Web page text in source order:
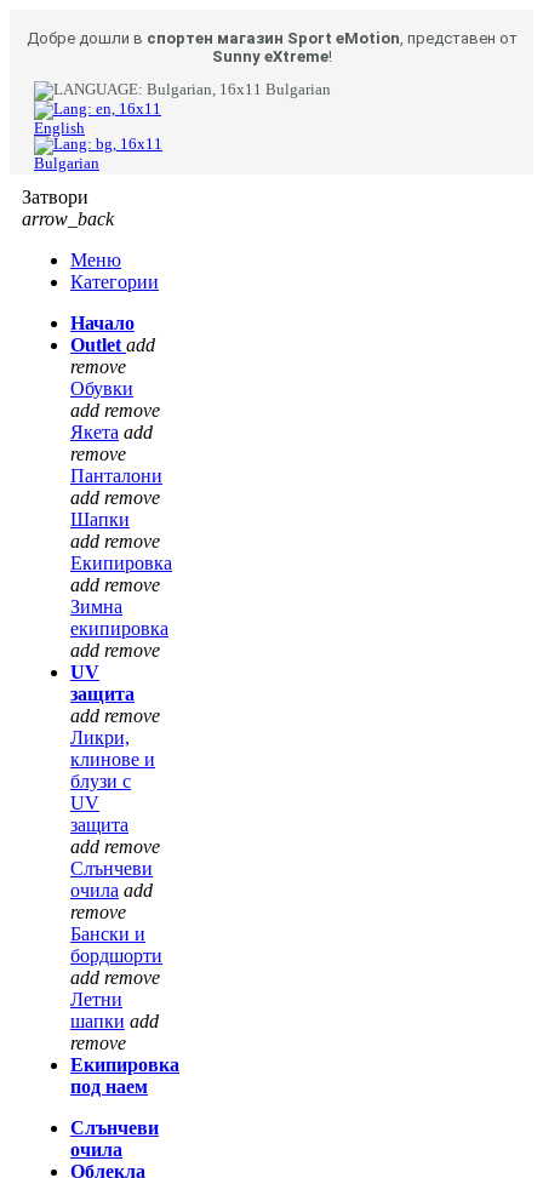
Добре дошли в спортен магазин Sport eMotion, представен от
Sunny eXtreme!
Bulgarian
English
Bulgarian
Затвори
arrow_back
Меню
Категории
Начало
Outlet add
remove
Обувки
add remove
Якета add
remove
Панталони
add remove
Шапки
add remove
Екипировка
add remove
Зимна
екипировка
add remove
UV
защита
add remove
Ликри,
клинове и
блузи с
UV
защита
add remove
Слънчеви
очила add
remove
Бански и
бордшорти
add remove
Летни
шапки add
remove
Екипировка
под наем
Слънчеви
очила
Облекла